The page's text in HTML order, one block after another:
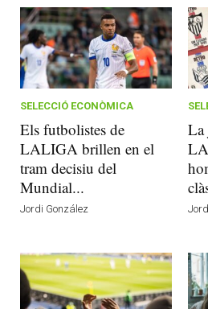
SELECCIÓ ECONÒMICA
Els futbolistes de
LALIGA brillen en el
tram decisiu del
Mundial...
Jordi González
La